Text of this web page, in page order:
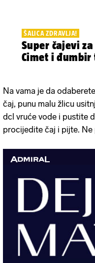
ŠALICA ZDRAVLJA!
Super čajevi
Cimet i
Na vama je da
čaj, punu malu žlicu
dcl vruće vode i pustite
procijedite čaj i pijte.